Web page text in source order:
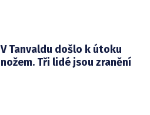
V Tanvaldu došlo k útoku
nožem. Tři lidé jsou zranění